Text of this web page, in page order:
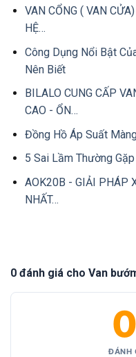
VAN CỔNG ( VAN
HỆ…
Công Dụng Nổi Bật
Nên Biết
BILALO CUNG CẤP
CAO - ỔN…
Đồng Hồ Áp Suất
5 Sai Lầm Thường
AOK20B - GIẢI PHÁP
NHẤT…
0 đánh giá cho Van
ĐÁNH